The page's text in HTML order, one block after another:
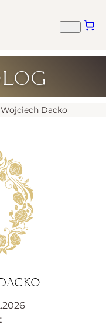
Wojciech Dacko